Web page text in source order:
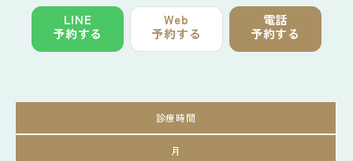
LINE
予約する
Web
予約する
電話
予約する
診療時間
月